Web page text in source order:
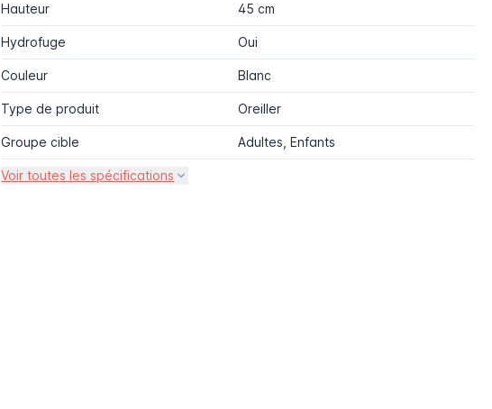
Hauteur 45 cm
Hydrofuge Oui
Couleur Blanc
Type de produit Oreiller
Groupe cible Adultes, Enfants
Voir toutes les spécifications